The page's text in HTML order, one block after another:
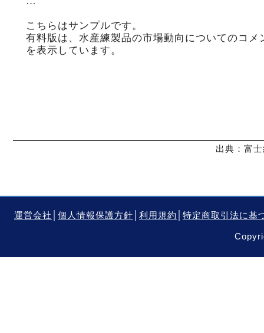
こちらはサンプルです。
有料版は、水産練製品の市場動向についてのコメ
を表示しています。
出典：富
運営会社 個人情報保護方針 利用規約 特定商取引法に基